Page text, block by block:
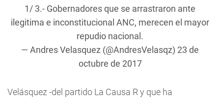
1/ 3.- Gobernadores que se arrastraron ante
ilegitima e inconstitucional ANC, merecen el mayor
repudio nacional.
— Andres Velasquez (@AndresVelasqz) 23 de
octubre de 2017
Velásquez -del partido La Causa R y que ha